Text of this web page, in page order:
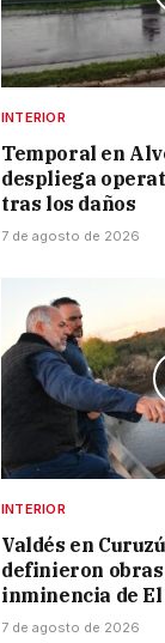
INTERIOR
Temporal en
despliega
tras los daños
7 de agosto de 2026
INTERIOR
Valdés en
definieron
inminencia de
7 de agosto de 2026